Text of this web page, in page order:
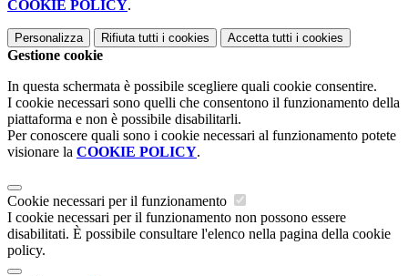
COOKIE POLICY.
Personalizza Rifiuta tutti i cookies Accetta tutti i cookies
Gestione cookie
In questa schermata è possibile scegliere quali cookie consentire.
I cookie necessari sono quelli che consentono il funzionamento della
piattaforma e non è possibile disabilitarli.
Per conoscere quali sono i cookie necessari al funzionamento potete
visionare la COOKIE POLICY.
Cookie necessari per il funzionamento
I cookie necessari per il funzionamento non possono essere
disabilitati. È possibile consultare l'elenco nella pagina della cookie
policy.